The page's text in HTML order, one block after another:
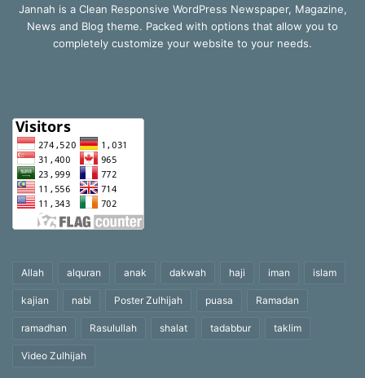
Jannah is a Clean Responsive WordPress Newspaper, Magazine,
News and Blog theme. Packed with options that allow you to
completely customize your website to your needs.
Allah alquran anak dakwah haji iman islam
kajian nabi Poster Zulhijah puasa Ramadan
ramadhan Rasulullah shalat tadabbur taklim
Video Zulhijah